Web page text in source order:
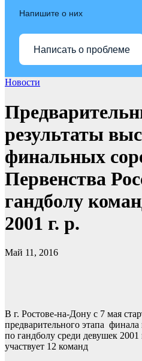
Напишите о них
Написать о проблеме
Новости
результаты
финальных
Первенства
гандболу
2001 г. р.
Май 11, 2016
В г. Ростове-на-Дону с 7 мая
предварительного этапа
по гандболу среди девушек
участвует 12 команд